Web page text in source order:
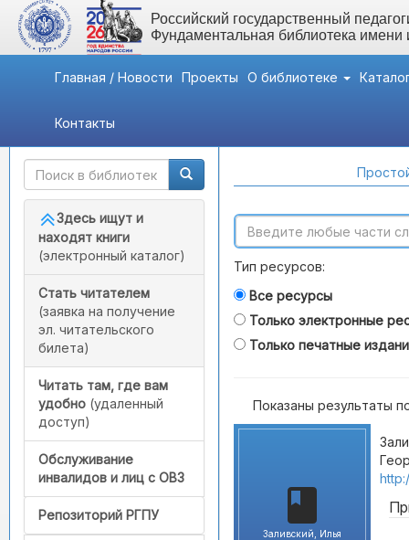
Российский государственный
Фундаментальная библиотека
Главная / Новости Проекты О библиотеке
Контакты
Быстрый доступ
Здесь ищут и
находят книги
(электронный каталог)
Стать читателем
(заявка на получение
эл. читательского
билета)
Читать там, где вам
удобно (удаленный
доступ)
Обслуживание
инвалидов и лиц с ОВЗ
Репозиторий РГПУ
Тип ресурсов:
Все ресурсы
Только электронные
Только печатные
Показаны результаты
Заливский, Илья